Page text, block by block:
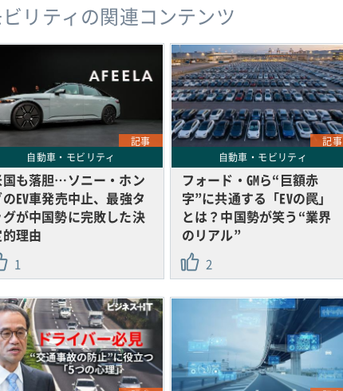
リティの関連コンテンツ
記事
自動車・モビリティ
も落胆…ソニー・ホン
EV車発売中止、最強タ
グが中国勢に完敗した決
理由
1
記事
自動車・モビリティ
フォード・GMら“巨額赤
字”に共通する「EVの罠」
とは？中国勢が笑う“業界
のリアル”
2